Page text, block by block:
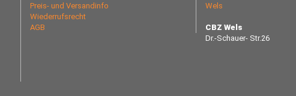
Preis- und Versandinfo
Wiederrufsrecht
AGB
Wels
CBZ Wels
Dr.-Schauer- Str.26